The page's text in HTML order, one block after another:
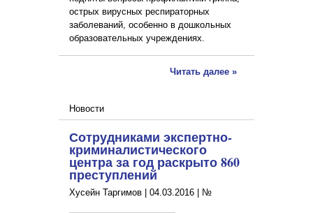
острых вирусных респираторных
заболеваний, особенно в дошкольных
образовательных учреждениях.
Читать далее »
Новости
Сотрудниками экспертно-
криминалистического
центра за год раскрыто 860
преступлений
Хусейн Таргимов | 04.03.2016 №